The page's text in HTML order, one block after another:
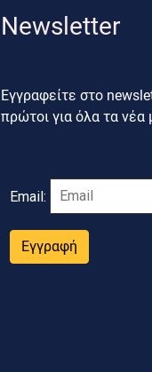
Newsletter
Εγγραφείτε στο
πρώτοι για όλα τα νέα
Email:
Εγγραφή